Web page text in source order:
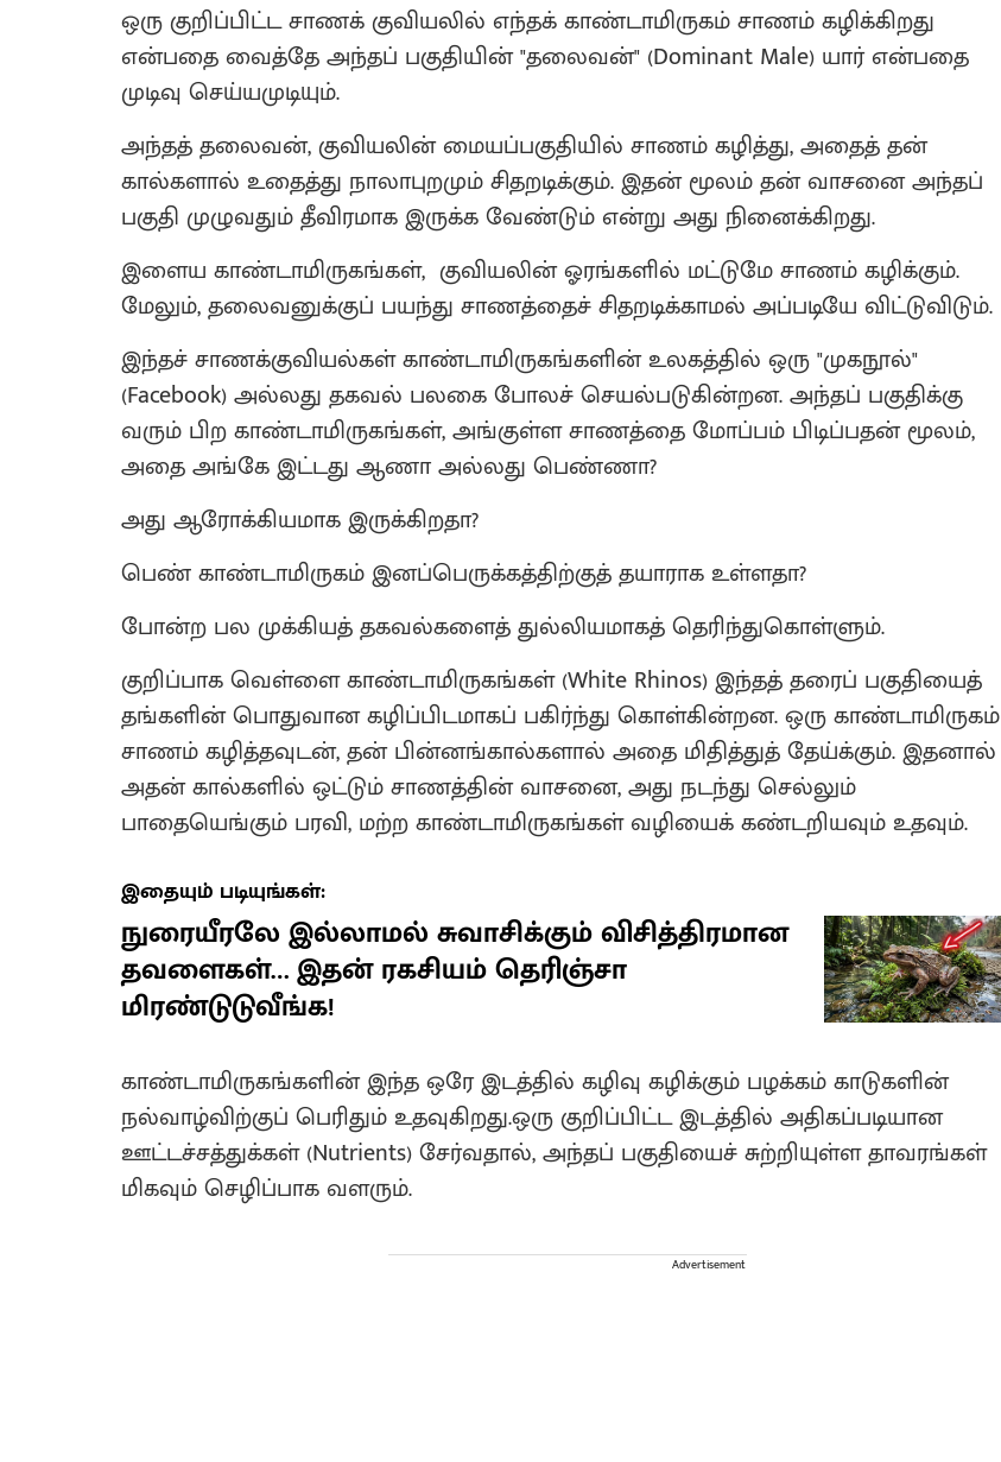
ஒரு குறிப்பிட்ட சாணக் குவியலில் எந்தக் காண்டாமிருகம் சாணம் கழிக்கிறது
என்பதை வைத்தே அந்தப் பகுதியின் "தலைவன்" (Dominant Male) யார் என்பதை
முடிவு செய்யமுடியும்.
அந்தத் தலைவன், குவியலின் மையப்பகுதியில் சாணம் கழித்து, அதைத் தன்
கால்களால் உதைத்து நாலாபுறமும் சிதறடிக்கும். இதன் மூலம் தன் வாசனை அந்தப்
பகுதி முழுவதும் தீவிரமாக இருக்க வேண்டும் என்று அது நினைக்கிறது.
இளைய காண்டாமிருகங்கள், குவியலின் ஓரங்களில் மட்டுமே சாணம் கழிக்கும்.
மேலும், தலைவனுக்குப் பயந்து சாணத்தைச் சிதறடிக்காமல் அப்படியே விட்டுவிடும்.
இந்தச் சாணக்குவியல்கள் காண்டாமிருகங்களின் உலகத்தில் ஒரு "முகநூல்"
(Facebook) அல்லது தகவல் பலகை போலச் செயல்படுகின்றன. அந்தப் பகுதிக்கு
வரும் பிற காண்டாமிருகங்கள், அங்குள்ள சாணத்தை மோப்பம் பிடிப்பதன் மூலம்,
அதை அங்கே இட்டது ஆணா அல்லது பெண்ணா?
​அது ஆரோக்கியமாக இருக்கிறதா?
​பெண் காண்டாமிருகம் இனப்பெருக்கத்திற்குத் தயாராக உள்ளதா?
​போன்ற பல முக்கியத் தகவல்களைத் துல்லியமாகத் தெரிந்துகொள்ளும்.
குறிப்பாக வெள்ளை காண்டாமிருகங்கள் (White Rhinos) இந்தத் தரைப் பகுதியைத்
தங்களின் பொதுவான கழிப்பிடமாகப் பகிர்ந்து கொள்கின்றன. ஒரு காண்டாமிருகம்
சாணம் கழித்தவுடன், தன் பின்னங்கால்களால் அதை மிதித்துத் தேய்க்கும். இதனால்
அதன் கால்களில் ஒட்டும் சாணத்தின் வாசனை, அது நடந்து செல்லும்
பாதையெங்கும் பரவி, மற்ற காண்டாமிருகங்கள் வழியைக் கண்டறியவும் உதவும்.
இதையும் படியுங்கள்:
நுரையீரலே இல்லாமல் சுவாசிக்கும் விசித்திரமான
தவளைகள்… இதன் ரகசியம் தெரிஞ்சா
மிரண்டுடுவீங்க!
காண்டாமிருகங்களின் இந்த ஒரே இடத்தில் கழிவு கழிக்கும் பழக்கம் காடுகளின்
நல்வாழ்விற்குப் பெரிதும் உதவுகிறது.ஒரு குறிப்பிட்ட இடத்தில் அதிகப்படியான
ஊட்டச்சத்துக்கள் (Nutrients) சேர்வதால், அந்தப் பகுதியைச் சுற்றியுள்ள தாவரங்கள்
மிகவும் செழிப்பாக வளரும்.
Advertisement